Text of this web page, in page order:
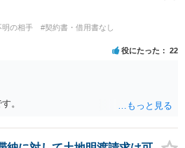
明の相手
#契約書・借用書なし
役にたった 22
。